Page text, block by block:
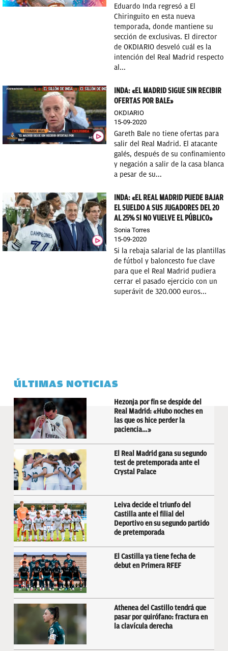
Eduardo Inda regresó a El
Chiringuito en esta nueva
temporada, donde mantiene su
sección de exclusivas. El director
de OKDIARIO desveló cuál es la
intención del Real Madrid respecto
al...
INDA: «EL MADRID SIGUE SIN RECIBIR
OFERTAS POR BALE»
OKDIARIO
15-09-2020
Gareth Bale no tiene ofertas para
salir del Real Madrid. El atacante
galés, después de su confinamiento
y negación a salir de la casa blanca
a pesar de su...
INDA: «EL REAL MADRID PUEDE BAJAR
EL SUELDO A SUS JUGADORES DEL 20
AL 25% SI NO VUELVE EL PÚBLICO»
Sonia Torres
15-09-2020
Si la rebaja salarial de las plantillas
de fútbol y baloncesto fue clave
para que el Real Madrid pudiera
cerrar el pasado ejercicio con un
superávit de 320.000 euros...
ÚLTIMAS NOTICIAS
Hezonja por fin se despide del
Real Madrid: «Hubo noches en
las que os hice perder la
paciencia…»
El Real Madrid gana su segundo
test de pretemporada ante el
Crystal Palace
Leiva decide el triunfo del
Castilla ante el filial del
Deportivo en su segundo partido
de pretemporada
El Castilla ya tiene fecha de
debut en Primera RFEF
Athenea del Castillo tendrá que
pasar por quirófano: fractura en
la clavícula derecha